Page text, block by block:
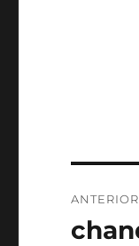
de
ANTERIOR
Entrada